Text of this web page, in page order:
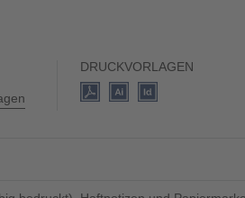
DRUCKVORLAGEN